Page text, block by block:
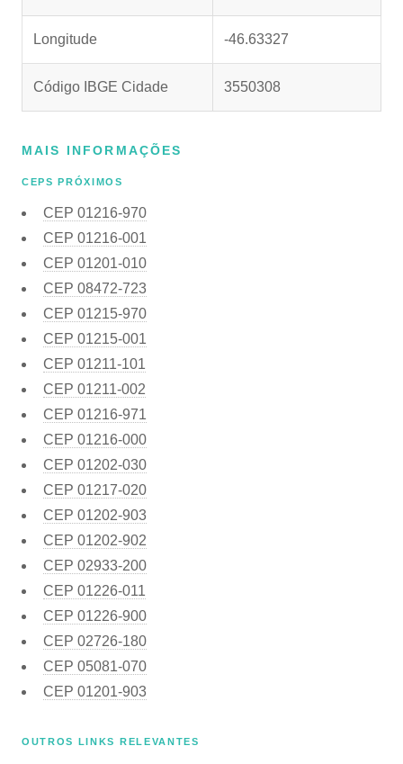
Longitude -46.63327
Código IBGE Cidade 3550308
MAIS INFORMAÇÕES
CEPS PRÓXIMOS
CEP 01216-970
CEP 01216-001
CEP 01201-010
CEP 08472-723
CEP 01215-970
CEP 01215-001
CEP 01211-101
CEP 01211-002
CEP 01216-971
CEP 01216-000
CEP 01202-030
CEP 01217-020
CEP 01202-903
CEP 01202-902
CEP 02933-200
CEP 01226-011
CEP 01226-900
CEP 02726-180
CEP 05081-070
CEP 01201-903
OUTROS LINKS RELEVANTES